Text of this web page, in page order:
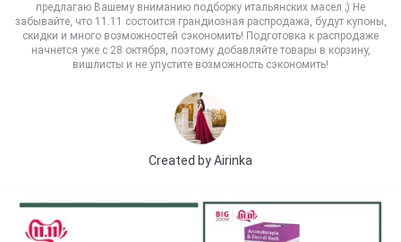
предлагаю Вашему вниманию подборку итальянских масел ;) Не
забывайте, что 11.11 состоится грандиозная распродажа, будут купоны,
скидки и много возможностей сэкономить! Подготовка к распродаже
начнется уже с 28 октября, поэтому добавляйте товары в корзину,
вишлисты и не упустите возможность сэкономить!
Created byAirinka